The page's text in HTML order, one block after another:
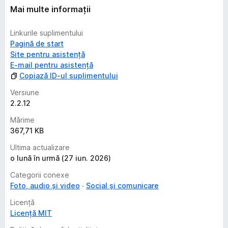
Mai multe informații
Linkurile suplimentului
Pagină de start
Site pentru asistență
E-mail pentru asistență
Copiază ID-ul suplimentului
Versiune
2.2.12
Mărime
367,71 KB
Ultima actualizare
o lună în urmă (27 iun. 2026)
Categorii conexe
Foto, audio și video
Social și comunicare
Licență
Licență MIT